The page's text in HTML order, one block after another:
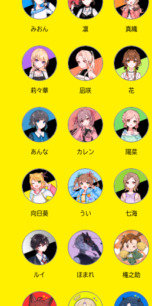
みおん 凛 真織
莉々華 凪咲 花
あんな カレン 陽菜
向日葵 うい 七海
ルイ ほまれ 権之助